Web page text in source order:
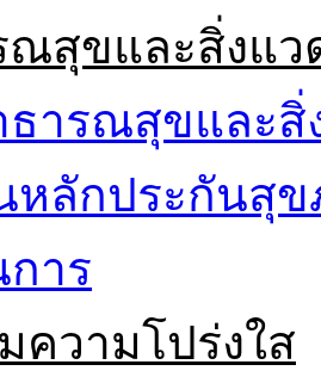
ณสุขและสิ่งแว
ธารณสุขและสิ่
หลักประกันสุ
าร
ความโปร่งใส